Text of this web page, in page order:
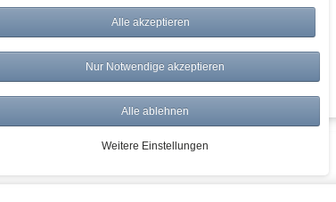
Risikolos: 14 Tage Rückgabe
Über 20.000 Artikel
Alle akzeptieren
Nur Notwendige akzeptieren
Alle ablehnen
Weitere Einstellungen